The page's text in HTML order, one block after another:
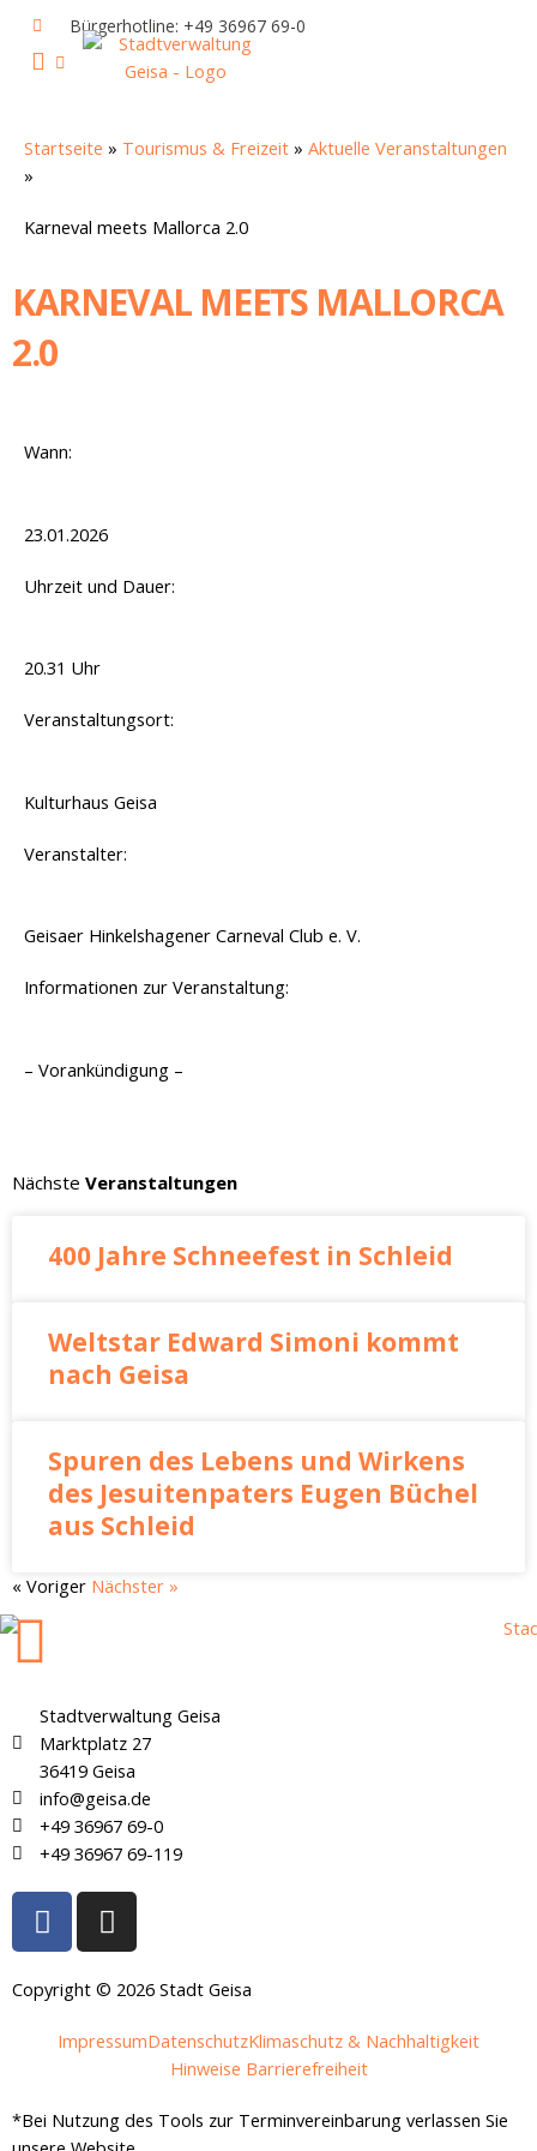
springen
Bürgerhotline: +49 36967 69-0
Startseite » Tourismus & Freizeit » Aktuelle Veranstaltungen
»
Karneval meets Mallorca 2.0
KARNEVAL MEETS MALLORCA
2.0
Wann:
23.01.2026
Uhrzeit und Dauer:
20.31 Uhr
Veranstaltungsort:
Kulturhaus Geisa
Veranstalter:
Geisaer Hinkelshagener Carneval Club e. V.
Informationen zur Veranstaltung:
– Vorankündigung –
Nächste Veranstaltungen
400 Jahre Schneefest in Schleid
Weltstar Edward Simoni kommt
nach Geisa
Spuren des Lebens und Wirkens
des Jesuitenpaters Eugen Büchel
aus Schleid
« Voriger Nächster »
Stadtverwaltung Geisa
Marktplatz 27
36419 Geisa
info@geisa.de
+49 36967 69-0
+49 36967 69-119
F
a
c
e
k
I
n
s
t
g
a
Copyright © 2026 Stadt Geisa
ImpressumDatenschutzKlimaschutz & Nachhaltigkeit
Hinweise Barrierefreiheit
*Bei Nutzung des Tools zur Terminvereinbarung verlassen Sie